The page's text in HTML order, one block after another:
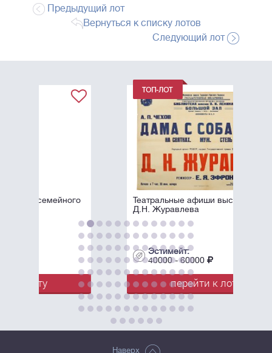
Предыдущий лот
Вернуться к списку лотов
Следующий лот
Театральные афиши выступлений
Эстимейт:
40000 - 60000
перейти к лоту
Наверх